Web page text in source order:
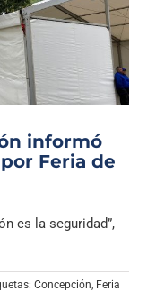
informó
Feria de
es la seguridad”,
Concepción Feria